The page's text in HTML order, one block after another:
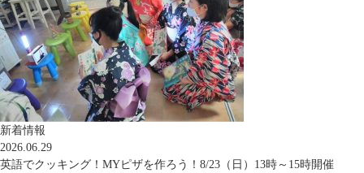
新着情報
2026.06.29
英語でクッキング！MYピザを作ろう！8/23（日）13時～15時開催